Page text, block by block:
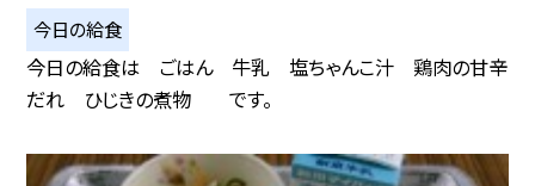
今日の給食
今日の給食は ごはん 牛乳 塩ちゃんこ汁 鶏肉の甘辛
だれ ひじきの煮物 です。